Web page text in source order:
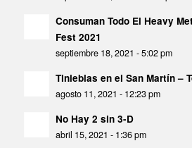
Consuman Todo El Heavy
Fest 2021
septiembre 18, 2021 - 5:02 pm
Tinieblas en el San Martín –
agosto 11, 2021 - 12:23 pm
No Hay 2 sin 3-D
abril 15, 2021 - 1:36 pm